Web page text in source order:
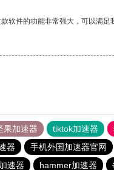
件的功能非常强大，可以满
果加速器 tiktok加速器
器 手机外国加速器官网
速器 hammer加速器